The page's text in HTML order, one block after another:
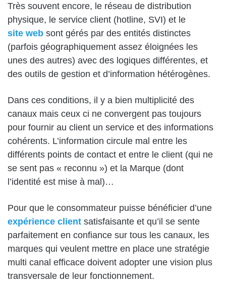
Très souvent encore, le réseau de distribution
physique, le service client (hotline, SVI) et le
site web sont gérés par des entités distinctes
(parfois géographiquement assez éloignées les
unes des autres) avec des logiques différentes, et
des outils de gestion et d’information hétérogènes.
Dans ces conditions, il y a bien multiplicité des
canaux mais ceux ci ne convergent pas toujours
pour fournir au client un service et des informations
cohérents. L’information circule mal entre les
différents points de contact et entre le client (qui ne
se sent pas « reconnu ») et la Marque (dont
l’identité est mise à mal)…
Pour que le consommateur puisse bénéficier d’une
expérience client satisfaisante et qu’il se sente
parfaitement en confiance sur tous les canaux, les
marques qui veulent mettre en place une stratégie
multi canal efficace doivent adopter une vision plus
transversale de leur fonctionnement.